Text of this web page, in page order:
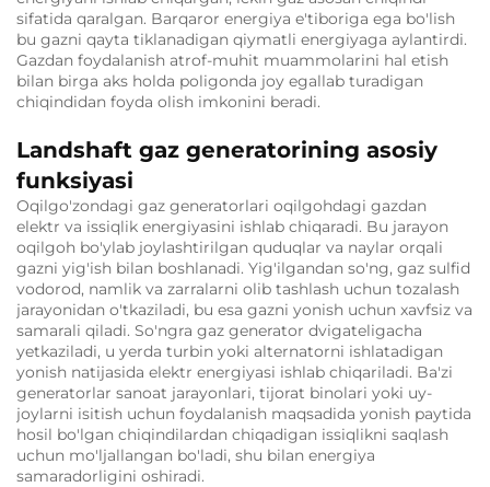
sifatida qaralgan. Barqaror energiya e'tiboriga ega bo'lish
bu gazni qayta tiklanadigan qiymatli energiyaga aylantirdi.
Gazdan foydalanish atrof-muhit muammolarini hal etish
bilan birga aks holda poligonda joy egallab turadigan
chiqindidan foyda olish imkonini beradi.
Landshaft gaz generatorining asosiy
funksiyasi
Oqilgo'zondagi gaz generatorlari oqilgohdagi gazdan
elektr va issiqlik energiyasini ishlab chiqaradi. Bu jarayon
oqilgoh bo'ylab joylashtirilgan quduqlar va naylar orqali
gazni yig'ish bilan boshlanadi. Yig'ilgandan so'ng, gaz sulfid
vodorod, namlik va zarralarni olib tashlash uchun tozalash
jarayonidan o'tkaziladi, bu esa gazni yonish uchun xavfsiz va
samarali qiladi. So'ngra gaz generator dvigateligacha
yetkaziladi, u yerda turbin yoki alternatorni ishlatadigan
yonish natijasida elektr energiyasi ishlab chiqariladi. Ba'zi
generatorlar sanoat jarayonlari, tijorat binolari yoki uy-
joylarni isitish uchun foydalanish maqsadida yonish paytida
hosil bo'lgan chiqindilardan chiqadigan issiqlikni saqlash
uchun mo'ljallangan bo'ladi, shu bilan energiya
samaradorligini oshiradi.